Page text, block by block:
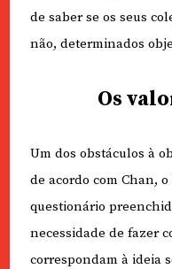
de saber se os seus
não, determinados
Os
Um dos obstáculos à
de acordo com Chan,
questionário
necessidade de fazer
correspondam à ideia